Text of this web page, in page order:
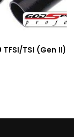
TFSI/TSI (Gen II)